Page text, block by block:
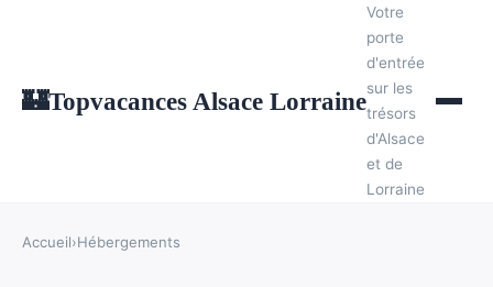
🏰Topvacances Alsace Lorraine
Votre
porte
d'entrée
sur les
trésors
d'Alsace
et de
Lorraine
Accueil›Hébergements